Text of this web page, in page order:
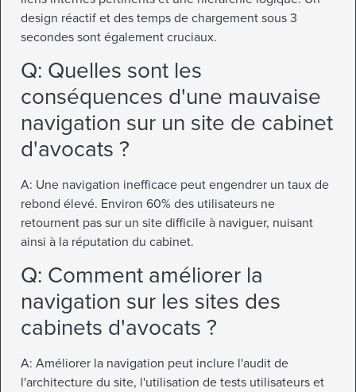
design réactif et des temps de chargement sous 3
secondes sont également cruciaux.
Q: Quelles sont les
conséquences d'une mauvaise
navigation sur un site de cabinet
d'avocats ?
A: Une navigation inefficace peut engendrer un taux de
rebond élevé. Environ 60% des utilisateurs ne
retournent pas sur un site difficile à naviguer, nuisant
ainsi à la réputation du cabinet.
Q: Comment améliorer la
navigation sur les sites des
cabinets d'avocats ?
A: Améliorer la navigation peut inclure l'audit de
l'architecture du site, l'utilisation de tests utilisateurs et